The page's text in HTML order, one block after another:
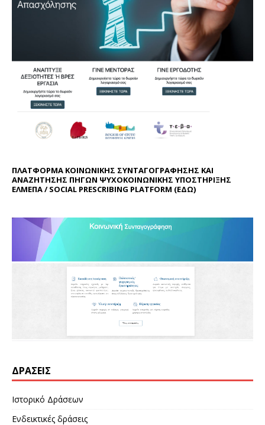
ΠΛΑΤΦΟΡΜΑ ΚΟΙΝΩΝΙΚΗΣ ΣΥΝΤΑΓΟΓΡΑΦΗΣΗΣ ΚΑΙ
ΑΝΑΖΗΤΗΣΗΣ ΠΗΓΩΝ ΨΥΧΟΚΟΙΝΩΝΙΚΗΣ ΥΠΟΣΤΗΡΙΞΗΣ
ΕΛΜΕΠΑ / SOCIAL PRESCRIBING PLATFORM (ΕΔΩ)
ΔΡΆΣΕΙΣ
Ιστορικό Δράσεων
Ενδεικτικές δράσεις